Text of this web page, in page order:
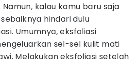
Namun, kalau kamu baru saja
hindari dulu
Umumnya, eksfoliasi
sel-sel kulit mati
Melakukan eksfoliasi setelah